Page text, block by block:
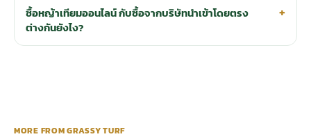
ซื้อหญ้าเทียมออนไลน์ กับซื้อจากบริษัทนำเข้าโดยตรง
ต่างกันยังไง?
MORE FROM GRASSY TURF